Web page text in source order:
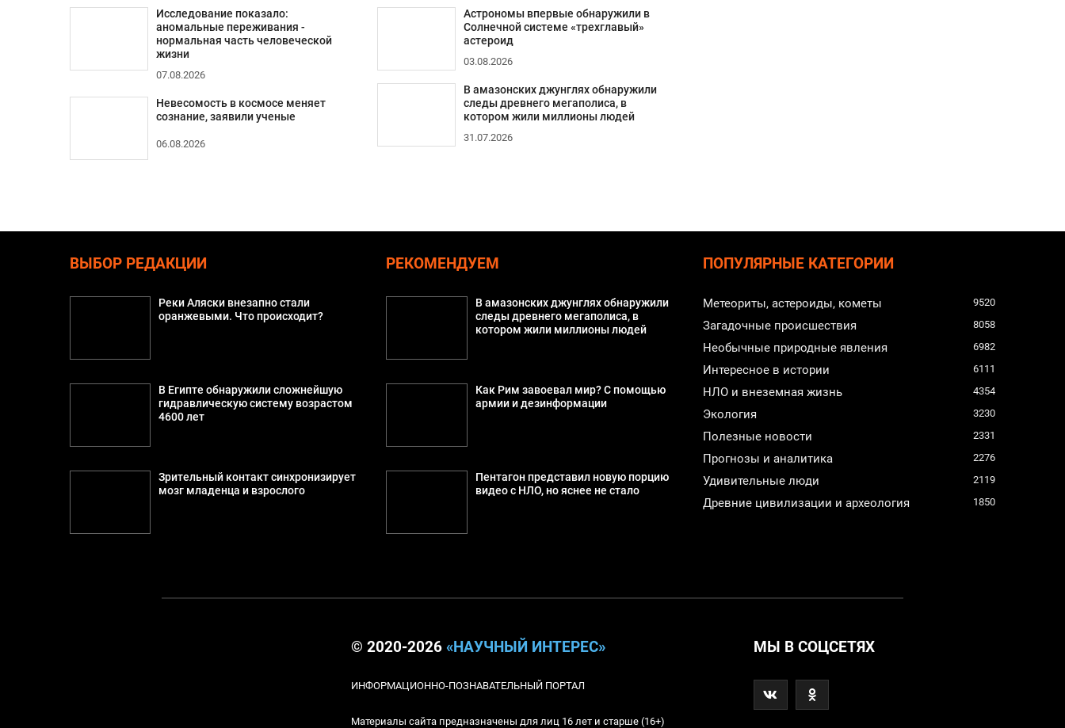
Исследование показало:
аномальные переживания -
нормальная часть человеческой
жизни
07.08.2026
Невесомость в космосе меняет
сознание, заявили ученые
06.08.2026
Астрономы впервые обнаружили в
Солнечной системе «трехглавый»
астероид
03.08.2026
В амазонских джунглях обнаружили
следы древнего мегаполиса, в
котором жили миллионы людей
31.07.2026
ВЫБОР РЕДАКЦИИ
Реки Аляски внезапно стали
оранжевыми. Что происходит?
В Египте обнаружили сложнейшую
гидравлическую систему возрастом
4600 лет
Зрительный контакт синхронизирует
мозг младенца и взрослого
РЕКОМЕНДУЕМ
В амазонских джунглях обнаружили
следы древнего мегаполиса, в
котором жили миллионы людей
Как Рим завоевал мир? С помощью
армии и дезинформации
Пентагон представил новую порцию
видео с НЛО, но яснее не стало
ПОПУЛЯРНЫЕ КАТЕГОРИИ
Метеориты, астероиды, кометы 9520
Загадочные происшествия 8058
Необычные природные явления 6982
Интересное в истории 6111
НЛО и внеземная жизнь 4354
Экология 3230
Полезные новости 2331
Прогнозы и аналитика 2276
Удивительные люди 2119
Древние цивилизации и археология 1850
© 2020-2026 «НАУЧНЫЙ ИНТЕРЕС»
ИНФОРМАЦИОННО-ПОЗНАВАТЕЛЬНЫЙ ПОРТАЛ
Материалы сайта предназначены для лиц 16 лет и старше (16+)
МЫ В СОЦСЕТЯХ